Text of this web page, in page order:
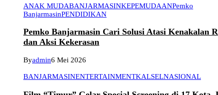
ANAK MUDABANJARMASINKEPEMUDAANPemko
BanjarmasinPENDIDIKAN
Pemko Banjarmasin Cari Solusi Atasi Kenakalan
dan Aksi Kekerasan
Byadmin6 Mei 2026
BANJARMASINENTERTAINMENTKALSELNASIONAL